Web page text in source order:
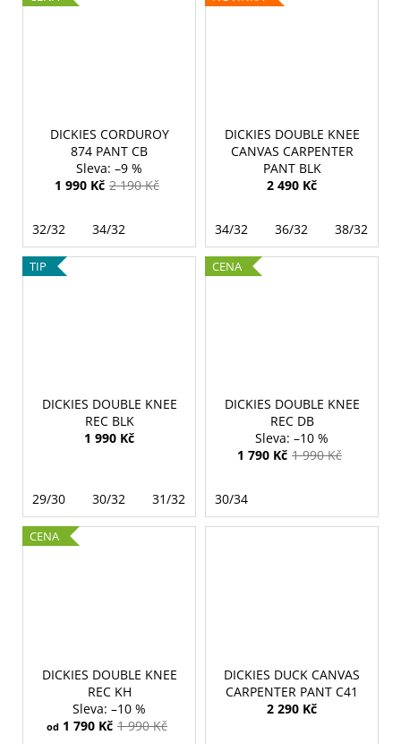
DICKIES CORDUROY
874 PANT CB
–9 %
1 990 Kč 2 190 Kč
32/32 34/32
DICKIES DOUBLE KNEE
CANVAS CARPENTER
PANT BLK
2 490 Kč
34/32 36/32 38/32
TIP
DICKIES DOUBLE KNEE
REC BLK
1 990 Kč
29/30 30/32 31/32
CENA
DICKIES DOUBLE KNEE
REC DB
–10 %
1 790 Kč 1 990 Kč
30/34
CENA
DICKIES DOUBLE KNEE
REC KH
–10 %
od 1 790 Kč 1 990 Kč
DICKIES DUCK CANVAS
CARPENTER PANT C41
2 290 Kč